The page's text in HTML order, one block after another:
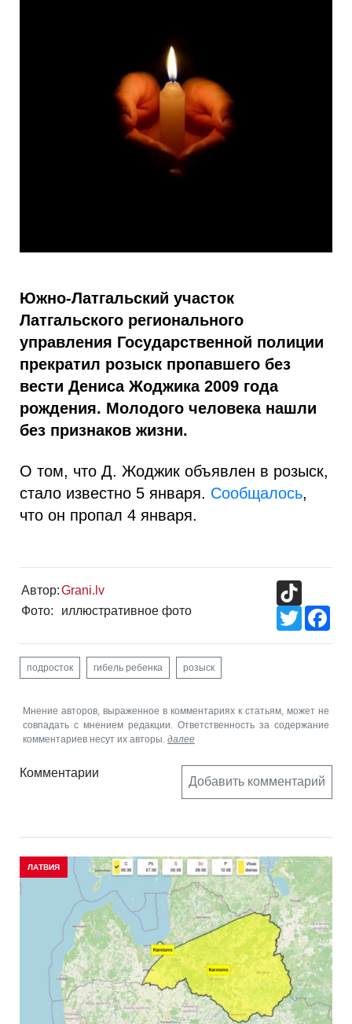
Южно-Латгальский участок
Латгальского регионального
управления Государственной полиции
прекратил розыск пропавшего без
вести Дениса Жоджика 2009 года
рождения. Молодого человека нашли
без признаков жизни.
О том, что Д. Жоджик объявлен в розыск,
стало известно 5 января. Сообщалось,
что он пропал 4 января.
Автор:Grani.lv
Фото:
иллюстративное фото
Twitter
подросток гибель ребенка розыск
Мнение авторов, выраженное в комментариях к статьям, может не
совпадать с мнением редакции. Ответственность за содержание
комментариев несут их авторы. далее
Комментарии
Добавить комментарий
ЛАТВИЯ